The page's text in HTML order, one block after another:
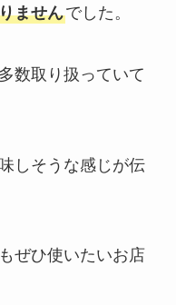
ませんでした。
数取り扱っていて
しそうな感じが伝
ぜひ使いたいお店